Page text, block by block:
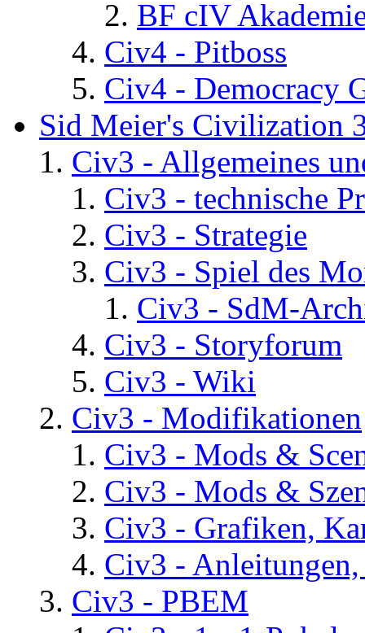
BF cIV
Civ4 - Pitboss
Civ4 - Democracy
Sid Meier's Civilization
Civ3 - Allgemeines
Civ3 - technische
Civ3 - Strategie
Civ3 - Spiel des
Civ3 - SdM-
Civ3 - Storyforum
Civ3 - Wiki
Civ3 - Modifikationen
Civ3 - Mods &
Civ3 - Mods &
Civ3 - Grafiken,
Civ3 -
Civ3 - PBEM